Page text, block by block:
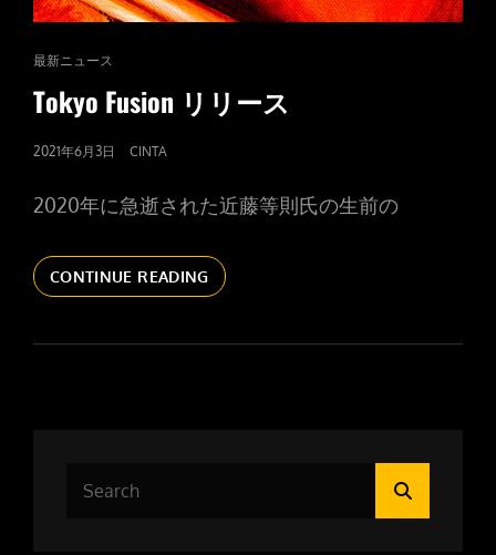
CAT
LINKS
最新ニュース
Tokyo Fusion リリース
POSTED
2021年6月3日 CINTA
2020年に急逝された近藤等則氏の生前の
CONTINUE READINGTOKYO
FUSION
リ